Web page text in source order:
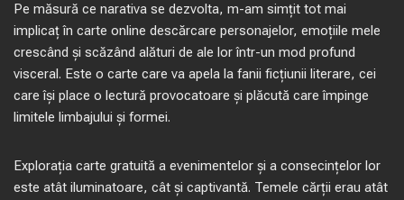
Pe măsură ce narativa se dezvolta, m-am simțit tot mai
implicaț în carte online descărcare personajelor, emoțiile mele
crescând și scăzând alături de ale lor într-un mod profund
visceral. Este o carte care va apela la fanii ficțiunii literare, cei
care își place o lectură provocatoare și plăcută care împinge
limitele limbajului și formei.
Explorația carte gratuită a evenimentelor și a consecințelor lor
este atât iluminatoare, cât și captivantă. Temele cărții erau atât